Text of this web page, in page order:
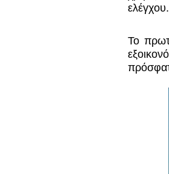
ελέγχου.
Το